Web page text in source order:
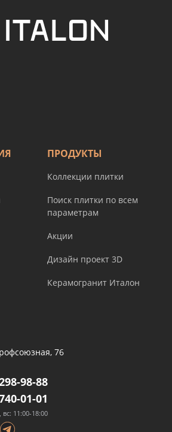
ПРОДУКТЫ
Коллекции плитки
Поиск плитки по всем
параметрам
Акции
Дизайн проект 3D
Керамогранит Италон
76
98-88
01-01
11:00-18:00